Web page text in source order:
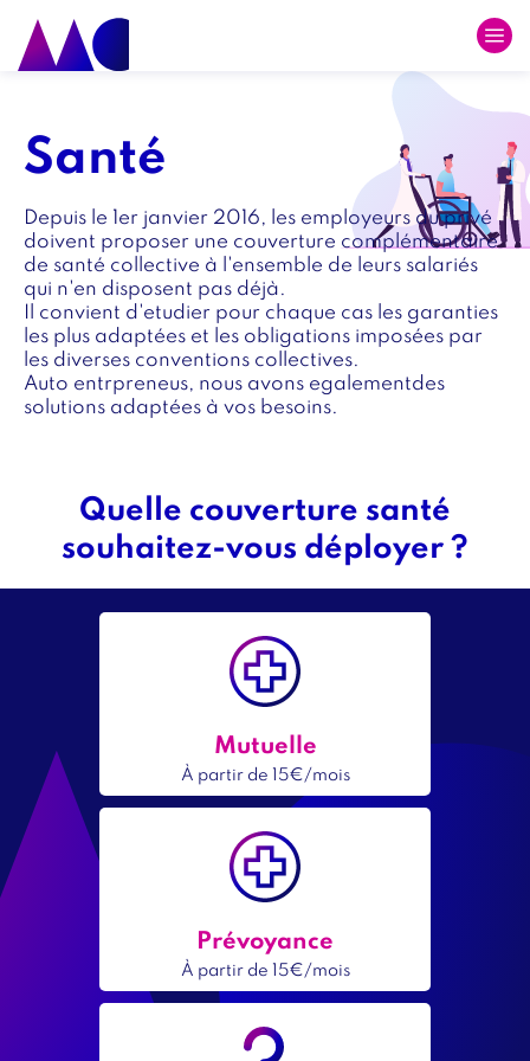
Skip
main
Titre
intro
Santé
Texte
intro
Depuis le 1er janvier 2016, les employeurs du privé
doivent proposer une couverture complémentaire
de santé collective à l'ensemble de leurs salariés
qui n'en disposent pas déjà.
Il convient d'etudier pour chaque cas les garanties
les plus adaptées et les obligations imposées par
les diverses conventions collectives.
Auto entrpreneus, nous avons egalementdes
solutions adaptées à vos besoins.
Image
Image
Titre
bloc
1
Quelle couverture santé
souhaitez-vous déployer ?
Offres
assurance
Contenu
Icône
Image
Titre
intro
Mutuelle
Prix
minimum
À partir de 15€/mois
Contenu
Icône
Image
Titre
intro
Prévoyance
Prix
minimum
À partir de 15€/mois
Image
Image